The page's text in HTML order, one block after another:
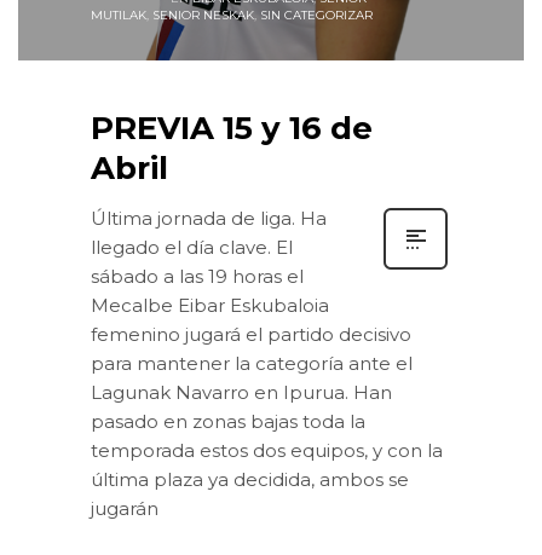
MUTILAK, SENIOR NESKAK, SIN CATEGORIZAR
PREVIA 15 y 16 de
Abril
Última jornada de liga. Ha
llegado el día clave. El
sábado a las 19 horas el
Mecalbe Eibar Eskubaloia
femenino jugará el partido decisivo
para mantener la categoría ante el
Lagunak Navarro en Ipurua. Han
pasado en zonas bajas toda la
temporada estos dos equipos, y con la
última plaza ya decidida, ambos se
jugarán